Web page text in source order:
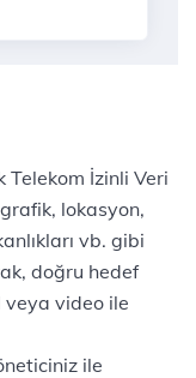
Telekom İzinli Veri
lokasyon,
vb. gibi
doğru hedef
video ile
ile